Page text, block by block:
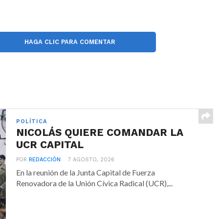
HAGA CLIC PARA COMENTAR
POLÍTICA
NICOLÁS QUIERE COMANDAR LA
UCR CAPITAL
PORREDACCIÓN 7 AGOSTO, 2026
En la reunión de la Junta Capital de Fuerza
Renovadora de la Unión Cívica Radical (UCR),...